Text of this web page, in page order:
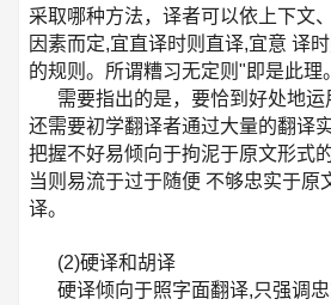
采取哪种方法，译者可以依上下文
因素而定,宜直译时则直译,宜意 译
的规则。所谓糟习无定则"即是此理。
需要指出的是，要恰到好处地
还需要初学翻译者通过大量的翻译
把握不好易倾向于拘泥于原文形式
当则易流于过于随便 不够忠实于原
译。
(2)硬译和胡译
硬译倾向于照字面翻译,只强调